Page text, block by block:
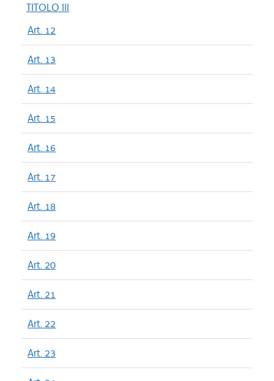
TITOLO III
Art. 12
Art. 13
Art. 14
Art. 15
Art. 16
Art. 17
Art. 18
Art. 19
Art. 20
Art. 21
Art. 22
Art. 23